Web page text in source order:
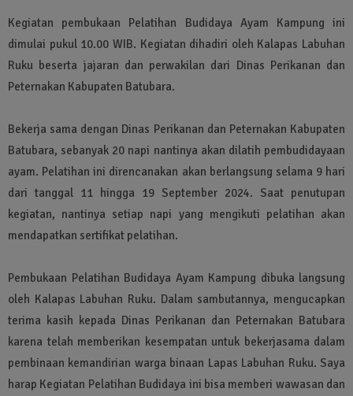
Kegiatan pembukaan Pelatihan Budidaya Ayam Kampung ini
dimulai pukul 10.00 WIB. Kegiatan dihadiri oleh Kalapas Labuhan
Ruku beserta jajaran dan perwakilan dari Dinas Perikanan dan
Peternakan Kabupaten Batubara.
Bekerja sama dengan Dinas Perikanan dan Peternakan Kabupaten
Batubara, sebanyak 20 napi nantinya akan dilatih pembudidayaan
ayam. Pelatihan ini direncanakan akan berlangsung selama 9 hari
dari tanggal 11 hingga 19 September 2024. Saat penutupan
kegiatan, nantinya setiap napi yang mengikuti pelatihan akan
mendapatkan sertifikat pelatihan.
Pembukaan Pelatihan Budidaya Ayam Kampung dibuka langsung
oleh Kalapas Labuhan Ruku. Dalam sambutannya, mengucapkan
terima kasih kepada Dinas Perikanan dan Peternakan Batubara
karena telah memberikan kesempatan untuk bekerjasama dalam
pembinaan kemandirian warga binaan Lapas Labuhan Ruku. Saya
harap Kegiatan Pelatihan Budidaya ini bisa memberi wawasan dan